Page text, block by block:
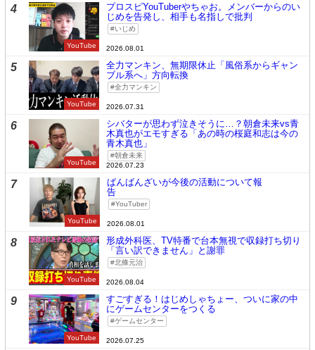
4
YouTube
プロスピYouTuberやちゃお。メンバーからのい
じめを告発し、相手も名指しで批判
いじめ
2026.08.01
5
YouTube
全力マンキン、無期限休止「風俗系からギャン
ブル系へ」方向転換
全力マンキン
2026.07.31
6
YouTube
シバターが思わず泣きそうに…？朝倉未来vs青
木真也がエモすぎる「あの時の桜庭和志は今の
青木真也」
朝倉未来
2026.07.23
7
YouTube
ばんばんざいが今後の活動について報
告
YouTuber
2026.08.01
8
YouTube
形成外科医、TV特番で台本無視で収録打ち切り
「言い訳できません」と謝罪
北條元治
2026.08.04
9
YouTube
すごすぎる！はじめしゃちょー、ついに家の中
にゲームセンターをつくる
ゲームセンター
2026.07.25